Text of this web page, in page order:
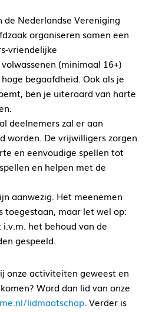
Nederlandse Vereniging
organiseren samen een
vriendelijke
(minimaal 16+)
begaafdheid. Ook als je
ben je uiteraard van harte
deelnemers zal er aan
worden. De vrijwilligers zorgen
en eenvoudige spellen tot
en helpen met de
aanwezig. Het meenemen
toegestaan, maar let wel op:
het behoud van de
gespeeld.
onze activiteiten geweest en
Word dan lid van onze
lidmaatschap. Verder is